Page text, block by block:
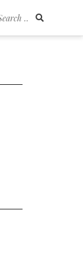
Search